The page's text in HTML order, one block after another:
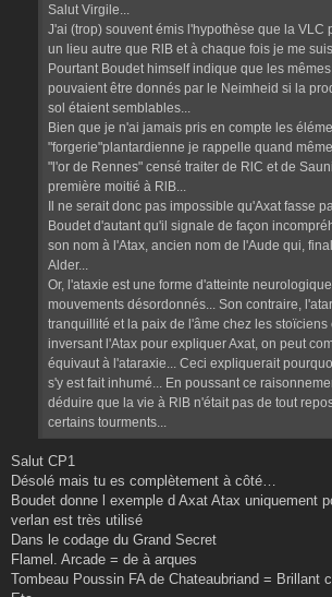
Salut Virgile...
J'ai (trop) souvent émis l'hypothèse que la VLC
un lieu autre que RlB et à chaque fois je me suis
Pourtant Boudet himself indique que les
pouvaient être donnés par le Neimheid si la
sol étaient semblables...
Bien que je n'ai jamais pris en compte les
"forgerie"plantardienne je rappelle quand
"l'or de Rennes" censé traiter de RlC et de
première moitié à RlB...
Il ne serait donc pas impossible qu'Axat fasse
Boudet d'autant qu'il signale de façon
son nom à l'Atax, ancien nom de l'Aude qui,
Alder...
Or, l'ataxie est une forme d'atteinte
mouvements désordonnés... Son contraire,
tranquillité et la paix de l'âme chez les stoïciens
inversant l'Atax pour expliquer Axat, on peut
équivaut à l'ataraxie... Ceci expliquerait
s'y est fait inhumé... En poussant ce
déduire que la vie à RlB n'était pas de tout
certains tourments...
Salut CP1
Désolé mais tu es complètement à côté…
Boudet donne l exemple d Axat Atax uniquement
verlan est très utilisé
Dans le codage du Grand Secret
Flamel. Arcade = de à arques
Tombeau Poussin FA de Chateaubriand = Brillant